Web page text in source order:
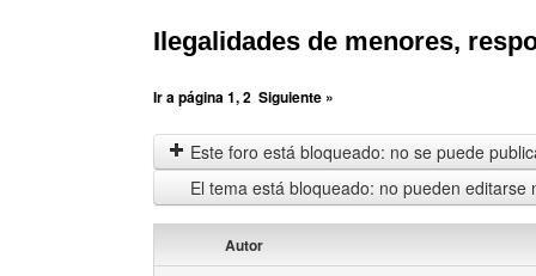
Ilegalidades de menores,
Ir a página1,2 Siguiente »
Este foro está bloqueado: no se puede
El tema está bloqueado: no pueden editarse
Autor